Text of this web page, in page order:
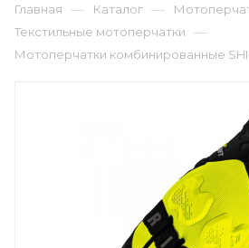
Главная — Каталог —
Текстильные мотоперчатки —
Мотоперчатки комбинированные